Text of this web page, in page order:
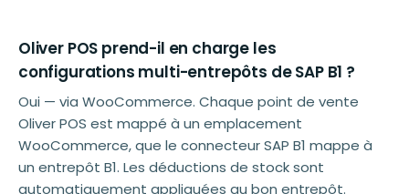
Oliver POS prend-il en charge les
configurations multi-entrepôts de SAP B1 ?
Oui — via WooCommerce. Chaque point de vente
Oliver POS est mappé à un emplacement
WooCommerce, que le connecteur SAP B1 mappe à
un entrepôt B1. Les déductions de stock sont
automatiquement appliquées au bon entrepôt.